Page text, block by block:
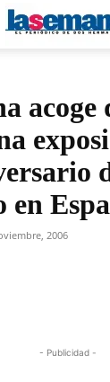
acoge
en
2006
- Publicidad -